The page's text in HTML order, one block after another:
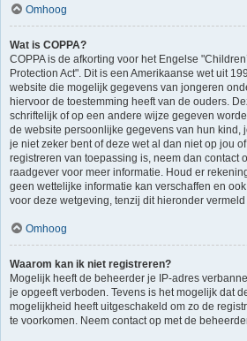
Omhoog
Wat is COPPA?
COPPA is de afkorting voor het Engelse
Protection Act". Dit is een Amerikaanse wet uit
website die mogelijk gegevens van jongeren
hiervoor de toestemming heeft van de ouders.
schriftelijk of op een andere wijze gegeven
de website persoonlijke gegevens van hun kind,
je niet zeker bent of deze wet al dan niet op jou
registreren van toepassing is, neem dan contact
raadgever voor meer informatie. Houd er
geen wettelijke informatie kan verschaffen en
voor deze wetgeving, tenzij dit hieronder vermeld
Omhoog
Waarom kan ik niet registreren?
Mogelijk heeft de beheerder je IP-adres
je opgeeft verboden. Tevens is het mogelijk dat
mogelijkheid heeft uitgeschakeld om zo de
te voorkomen. Neem contact op met de